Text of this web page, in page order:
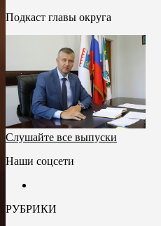
Подкаст главы округа
Слушайте все выпуски
Наши соцсети
РУБРИКИ